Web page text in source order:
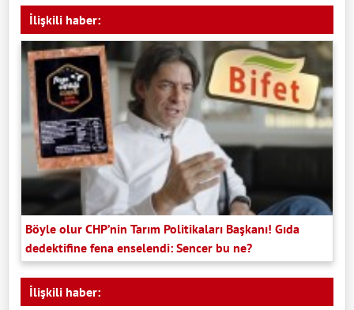
İlişkili haber:
Böyle olur CHP’nin Tarım Politikaları Başkanı! Gıda
dedektifine fena enselendi: Sencer bu ne?
İlişkili haber: